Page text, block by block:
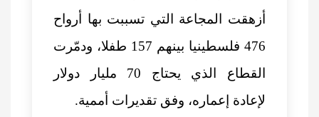
أزهقت المجاعة التي تسببت بها أرواح
476 فلسطينيا بينهم 157 طفلا، ودمّرت
القطاع الذي يحتاج 70 مليار دولار
لإعادة إعماره، وفق تقديرات أممية.